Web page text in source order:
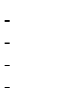
-
-
-